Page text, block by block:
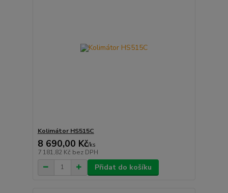
Kolimátor HS515C
8 690,00 Kč/ks
7 181,82 Kč bez DPH
Přidat do košíku